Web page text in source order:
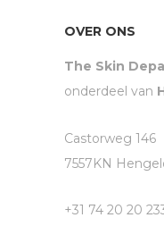
OVER ONS
The Skin
onderdeel van
Castorweg 146
7557KN
+31 74 20 20